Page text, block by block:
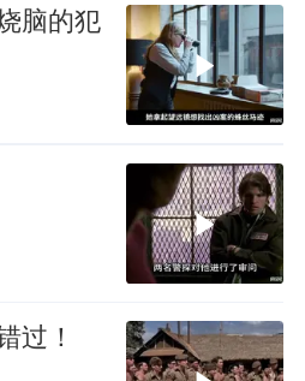
脑的犯
过！